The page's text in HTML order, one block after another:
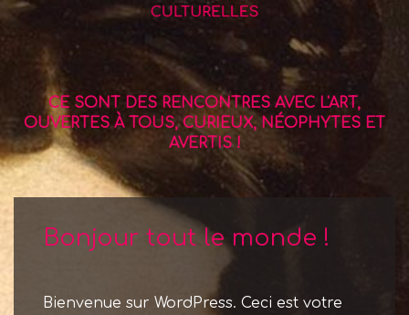
CE SONT DES RENCONTRES AVEC L'ART,
OUVERTES À TOUS, CURIEUX, NÉOPHYTES ET
AVERTIS !
Bonjour tout le monde !
Bienvenue sur WordPress. Ceci est votre